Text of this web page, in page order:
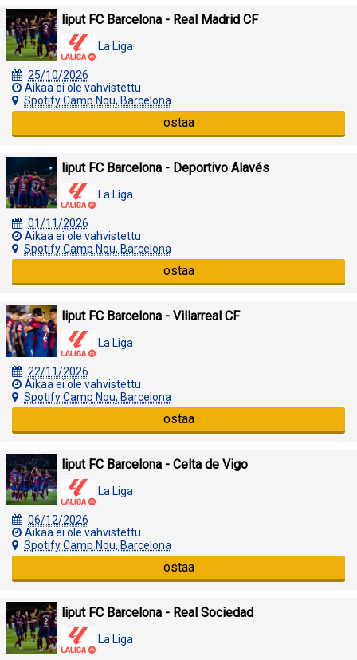
liput FC Barcelona - Real Madrid CF
La Liga
25/10/2026
Aikaa ei ole vahvistettu
Spotify Camp Nou, Barcelona
ostaa
liput FC Barcelona - Deportivo Alavés
La Liga
01/11/2026
Aikaa ei ole vahvistettu
Spotify Camp Nou, Barcelona
ostaa
liput FC Barcelona - Villarreal CF
La Liga
22/11/2026
Aikaa ei ole vahvistettu
Spotify Camp Nou, Barcelona
ostaa
liput FC Barcelona - Celta de Vigo
La Liga
06/12/2026
Aikaa ei ole vahvistettu
Spotify Camp Nou, Barcelona
ostaa
liput FC Barcelona - Real Sociedad
La Liga